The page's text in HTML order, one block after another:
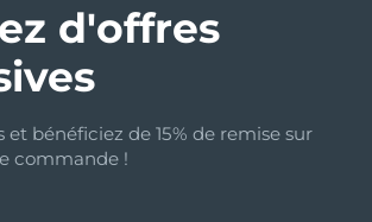
d'offres
et bénéficiez de 15% de remise sur
commande !